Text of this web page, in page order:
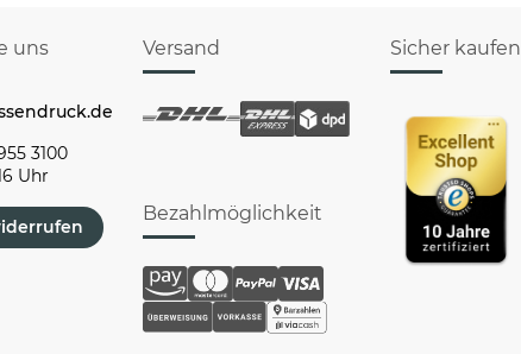
uns
3100
Uhr
Versand
Bezahlmöglichkeit
Sicher kaufen